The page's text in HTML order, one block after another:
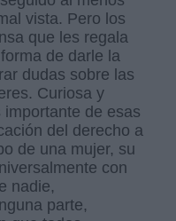
vista. Pero los
que les regala
de darle la
dudas sobre las
Curiosa y
de esas
del derecho a
de una mujer, su
con
nadie,
parte,